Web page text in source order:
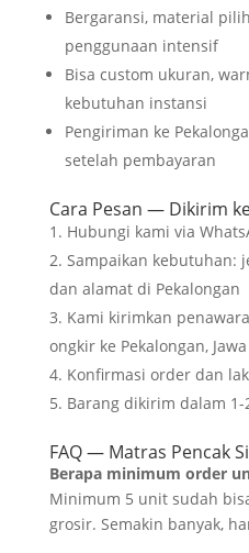
Bergaransi, material
penggunaan intensif
Bisa custom ukuran,
kebutuhan instansi
Pengiriman ke
setelah pembayaran
Cara Pesan — Dikirim
Hubungi kami via
Sampaikan kebutuhan:
dan alamat di Pekalongan
Kami kirimkan
ongkir ke Pekalongan,
Konfirmasi order dan
Barang dikirim dalam
FAQ — Matras Pencak
Berapa minimum order
Minimum 5 unit sudah
grosir. Semakin banyak,